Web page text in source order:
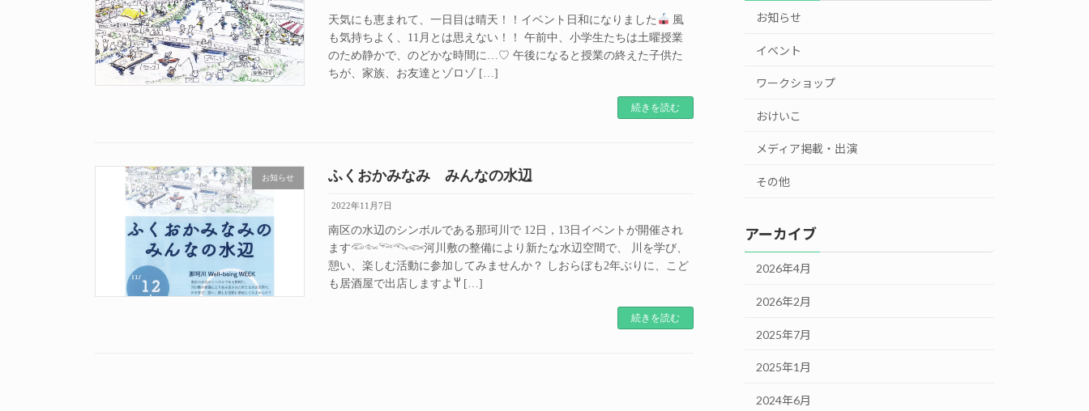
天気にも恵まれて、一日目は晴天！！イベント日和になりました
風
も気持ちよく、11月とは思えない！！ 午前中、小学生たちは土曜授業
のため静かで、のどかな時間に…♡ 午後になると授業の終えた子供た
ちが、家族、お友達とゾロゾ […]
続きを読む
お知らせ ふくおかみなみ みんなの水辺
2022年11月7日
南区の水辺のシンボルである那珂川で 12日，13日イベントが開催され
ます𓆛𓆜𓆝𓆞𓆟河川敷の整備により新たな水辺空間で、 川を学び、
憩い、楽しむ活動に参加してみませんか？ しおらぼも2年ぶりに、こど
も居酒屋で出店しますよ𐩢 […]
続きを読む
お知らせ
イベント
ワークショップ
おけいこ
メディア掲載・出演
その他
アーカイブ
2026年4月
2026年2月
2025年7月
2025年1月
2024年6月